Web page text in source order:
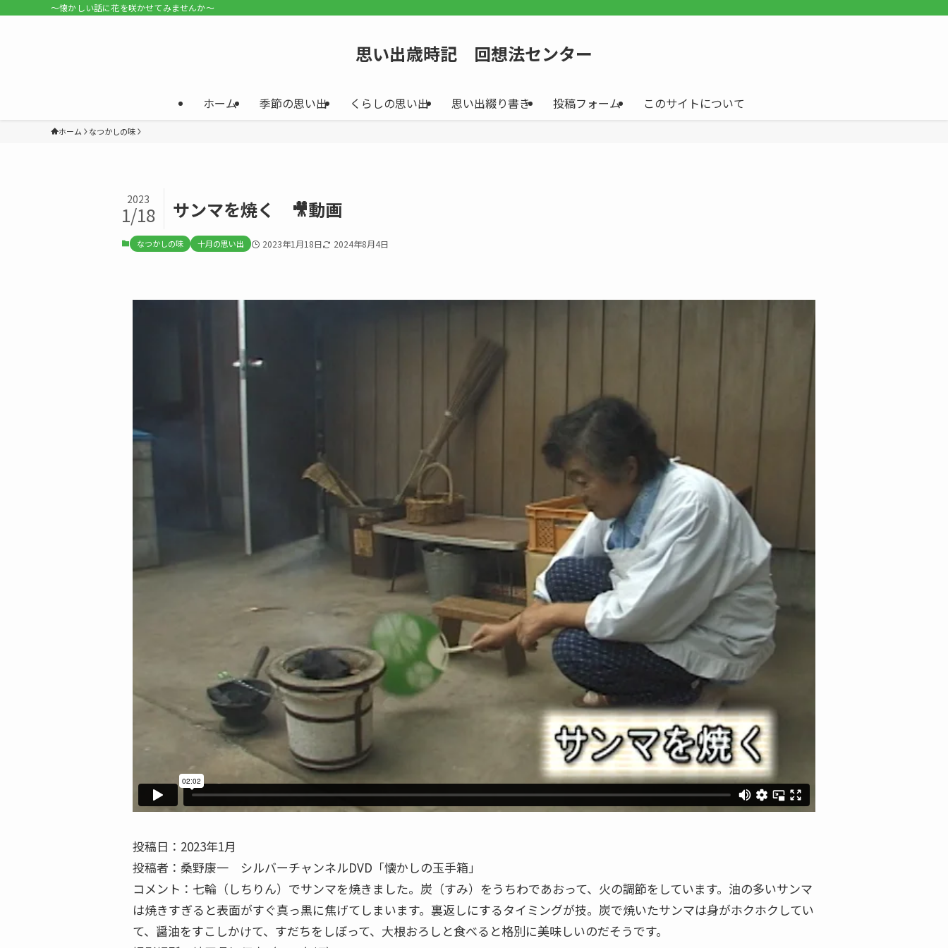
〜懐かしい話に花を咲かせてみませんか〜
思い出歳時記 回想法センター
ホーム 季節の思い出 くらしの思い出 思い出綴り書き 投稿フォーム このサイトについて
ホーム なつかしの味
サンマを焼く 🎥動画
2023
1/18
なつかしの味 十月の思い出 2023年1月18日 2024年8月4日
投稿日：2023年1月
投稿者：桑野康一 シルバーチャンネルDVD「懐かしの玉手箱」
コメント：七輪（しちりん）でサンマを焼きました。炭（すみ）をうちわであおって、火の調節をしています。油の多いサンマ
は焼きすぎると表面がすぐ真っ黒に焦げてしまいます。裏返しにするタイミングが技。炭で焼いたサンマは身がホクホクしてい
て、醤油をすこしかけて、すだちをしぼって、大根おろしと食べると格別に美味しいのだそうです。